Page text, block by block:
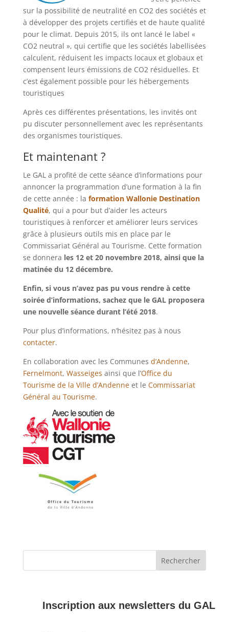
sur la possibilité de neutralité en CO2 des sociétés et
à développer des projets certifiés et de haute qualité
pour le climat. Depuis 2015, ils ont lancé le label «
CO2 neutral », qui certifie que les sociétés labellisées
calculent, réduisent les impacts locaux et globaux et
compensent leurs émissions de CO2 résiduelles. Et
c’est également possible pour les hébergements
touristiques
Après ces différentes présentations, les invités ont
pu discuter personnellement avec les représentants
des organismes touristiques.
Et maintenant ?
Le GAL a profité de cette séance d’informations pour
annoncer la programmation d’une formation à la fin
de cette année : la formation Wallonie Destination
Qualité, qui a pour but d’aider les acteurs
touristiques à renforcer et améliorer leurs services
grâce à plusieurs outils mis en place par le
Commissariat Général au Tourisme. Cette formation
se donnera les 12 et 20 novembre 2018, ainsi que la
matinée du 12 décembre.
Enfin, si vous n’avez pas pu vous rendre à cette
soirée d’informations, sachez que le GAL proposera
une nouvelle séance durant l’été 2018.
Pour plus d’informations, n’hésitez pas à nous
contacter.
En collaboration avec les Communes d’Andenne,
Fernelmont, Wasseiges ainsi que l’Office du
Tourisme de la Ville d’Andenneet le Commissariat
Général au Tourisme.
Inscription aux newsletters du GAL